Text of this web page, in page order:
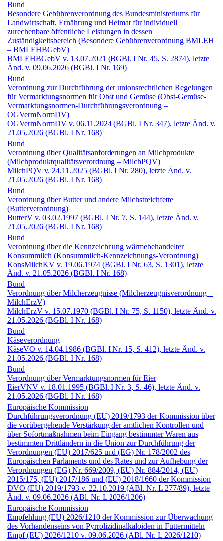
Bund
Besondere Gebühren­verordnung des Bundesministeriums für
Landwirtschaft, Ernährung und Heimat für individuell
zurechenbare öffentliche Leistungen in dessen
Zuständigkeitsbereich (Besondere Gebühren­verordnung BMLEH
– BMLEHBGebV)
BMLEHBGebV v. 13.07.2021 (BGBl. I Nr. 45, S. 2874), letzte
Änd. v. 09.06.2026 (BGBl. I Nr. 169)
Bund
Verordnung zur Durchführung der unionsrechtlichen Regelungen
für Vermarktungsnormen für Obst und Gemüse (Obst-Gemüse-
Vermarktungsnormen-Durchführungs­verordnung –
OGVermNormDV)
OGVermNormDV v. 06.11.2024 (BGBl. I Nr. 347), letzte Änd. v.
21.05.2026 (BGBl. I Nr. 168)
Bund
Verordnung über Qualitätsanforderungen an Milchprodukte
(Milchproduktqualitäts­verordnung – MilchPQV)
MilchPQV v. 24.11.2025 (BGBl. I Nr. 280), letzte Änd. v.
21.05.2026 (BGBl. I Nr. 168)
Bund
Verordnung über Butter und andere Milchstreichfette
(Butterverordnung)
ButterV v. 03.02.1997 (BGBl. I Nr. 7, S. 144), letzte Änd. v.
21.05.2026 (BGBl. I Nr. 168)
Bund
Verordnung über die Kennzeichnung wärmebehandelter
Konsummilch (Konsummilch-Kennzeichnungs-Verordnung)
KonsMilchKV v. 19.06.1974 (BGBl. I Nr. 63, S. 1301), letzte
Änd. v. 21.05.2026 (BGBl. I Nr. 168)
Bund
Verordnung über Milcherzeugnisse (Milcherzeugnis­verordnung –
MilchErzV)
MilchErzV v. 15.07.1970 (BGBl. I Nr. 75, S. 1150), letzte Änd. v.
21.05.2026 (BGBl. I Nr. 168)
Bund
Käse­verordnung
KäseVO v. 14.04.1986 (BGBl. I Nr. 15, S. 412), letzte Änd. v.
21.05.2026 (BGBl. I Nr. 168)
Bund
Verordnung über Vermarktungsnormen für Eier
EierVNV v. 18.01.1995 (BGBl. I Nr. 3, S. 46), letzte Änd. v.
21.05.2026 (BGBl. I Nr. 168)
Europäische Kommission
Durchführungs­verordnung (EU) 2019/1793 der Kommission über
die vorübergehende Verstärkung der amtlichen Kontrollen und
über Sofortmaßnahmen beim Eingang bestimmter Waren aus
bestimmten Drittländern in die Union zur Durchführung der
Verordnungen (EU) 2017/625 und (EG) Nr. 178/2002 des
Europäischen Parlaments und des Rates und zur Aufhebung der
Verordnungen (EG) Nr. 669/2009, (EU) Nr. 884/2014, (EU)
2015/175, (EU) 2017/186 und (EU) 2018/1660 der Kommission
DVO (EU) 2019/1793 v. 22.10.2019 (ABl. Nr. L 277/89), letzte
Änd. v. 09.06.2026 (ABl. Nr. L 2026/1206)
Europäische Kommission
Empfehlung (EU) 2026/1210 der Kommission zur Überwachung
des Vorhandenseins von Pyrrolizidinalkaloiden in Futtermitteln
Empf (EU) 2026/1210 v. 09.06.2026 (ABl. Nr. L 2026/1210)